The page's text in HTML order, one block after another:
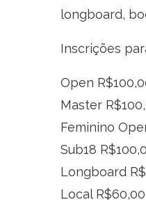
longboard,
Inscrições
Open
Master
Feminino
Sub18
Longboard
Local R$60,00